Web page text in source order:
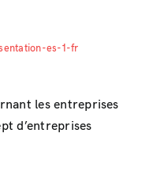
es-1-fr
les entreprises
d’entreprises